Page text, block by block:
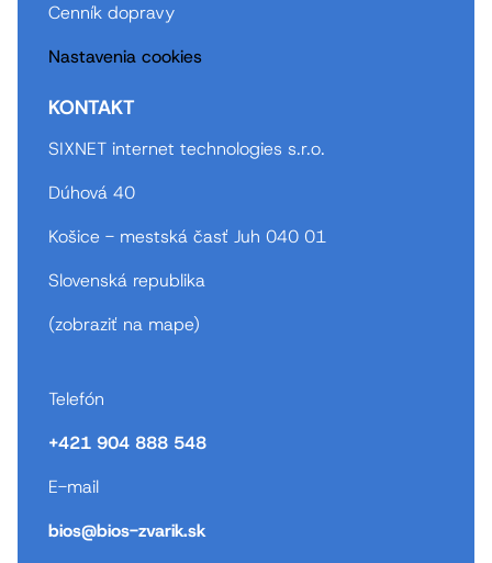
Cenník dopravy
Nastavenia cookies
KONTAKT
SIXNET internet technologies s.r.o.
Dúhová 40
Košice - mestská časť Juh 040 01
Slovenská republika
(zobraziť na mape)
Telefón
+421 904 888 548
E-mail
bios@bios-zvarik.sk